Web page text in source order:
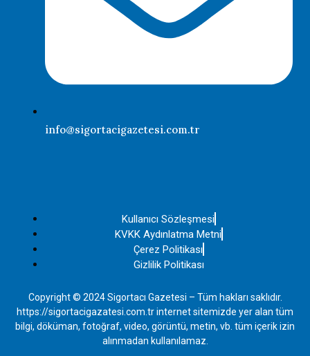
info@sigortacigazetesi.com.tr
Kullanıcı Sözleşmesi
KVKK Aydınlatma Metni
Çerez Politikası
Gizlilik Politikası
Copyright © 2024 Sigortacı Gazetesi – Tüm hakları saklıdır.
https://sigortacigazatesi.com.tr internet sitemizde yer alan tüm
bilgi, döküman, fotoğraf, video, görüntü, metin, vb. tüm içerik izin
alınmadan kullanılamaz.